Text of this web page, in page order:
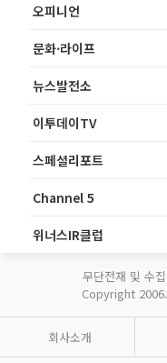
오피니언
문화·라이프
뉴스발전소
이투데이TV
스페셜리포트
Channel 5
위너스IR클럽
무단전재 및 수
Copyright 2006.
회사소개